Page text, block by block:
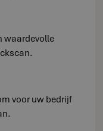
waardevolle
voor uw bedrijf